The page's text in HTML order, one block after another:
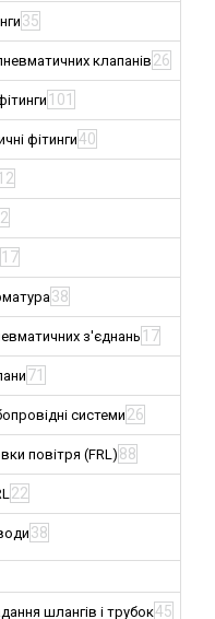
35
клапанів 26
101
фітинги40
12
17
38
з'єднань 17
71
системи26
повітря (FRL) 88
22
38
шлангів і трубок45